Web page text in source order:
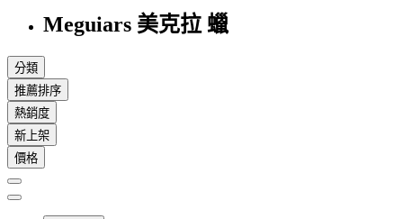
Meguiars 美克拉 蠟
分類
推薦排序
熱銷度
新上架
價格